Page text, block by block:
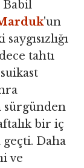
Babil
'un
tahtı
sürgünden
bir iç
geçti. Daha
ve